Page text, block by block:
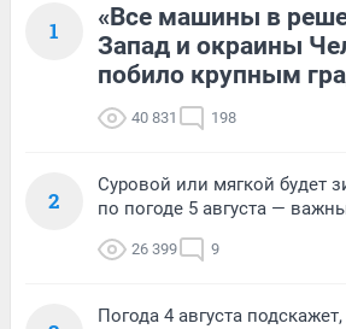
1
«Все машины в
Запад и окраины
побило крупным
40 831 198
2
Суровой или мягкой будет
по погоде 5 августа —
26 399 9
Погода 4 августа